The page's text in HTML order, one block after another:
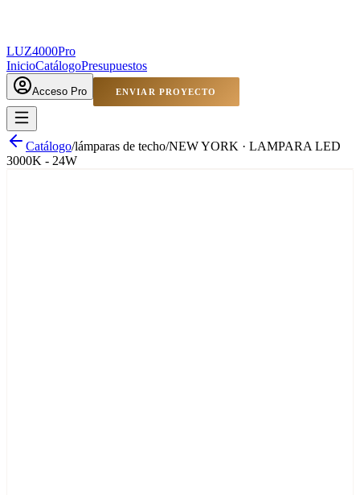
LUZ4000Pro
InicioCatálogoPresupuestos
Acceso Pro ENVIAR PROYECTO
Catálogo/lámparas de techo/NEW YORK · LAMPARA LED
3000K - 24W